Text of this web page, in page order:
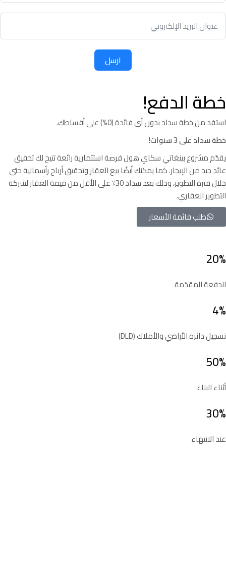
ارسل
خطة الدفع!
استفد من خطة سداد بدون أي فائدة (0%) على أقساطك.
خطة سداد على 3 سنوات!
يقدّم مشروع بينغاتي سكاي هول فرصة استثمارية رائعة تتيح لك تحقيق
عائد جيد من الإيجار. كما يمكنك أيضًا بيع العقار وتحقيق أرباح رأسمالية حتى
خلال فترة التطوير، وذلك بعد سداد 30٪ على الأقل من قيمة العقار لشركة
التطوير العقاري.
طلب قائمة الأسعار
20%
الدفعة المقدّمة
4%
تسجيل دائرة الأراضي والأملاك (DLD)
50%
أثناء البناء
30%
عند الانتهاء